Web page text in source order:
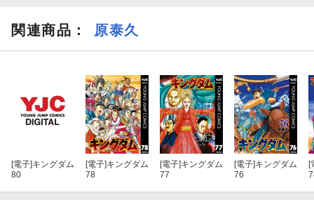
関連商品 ： 原泰久
[電子]キングダム
80
[電子]キングダム
78
[電子]キングダム
77
[電子]キングダム
76
[